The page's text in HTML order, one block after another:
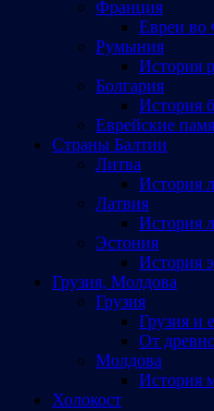
Франция
Евреи во
Румыния
История
Болгария
История
Еврейские
Страны Балтии
Литва
История
Латвия
История
Эстония
История
Грузия, Молдова
Грузия
Грузия и
От
Молдова
История
Холокост